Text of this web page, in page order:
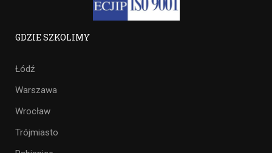
GDZIE SZKOLIMY
Łódź
Warszawa
Wrocław
Trójmiasto